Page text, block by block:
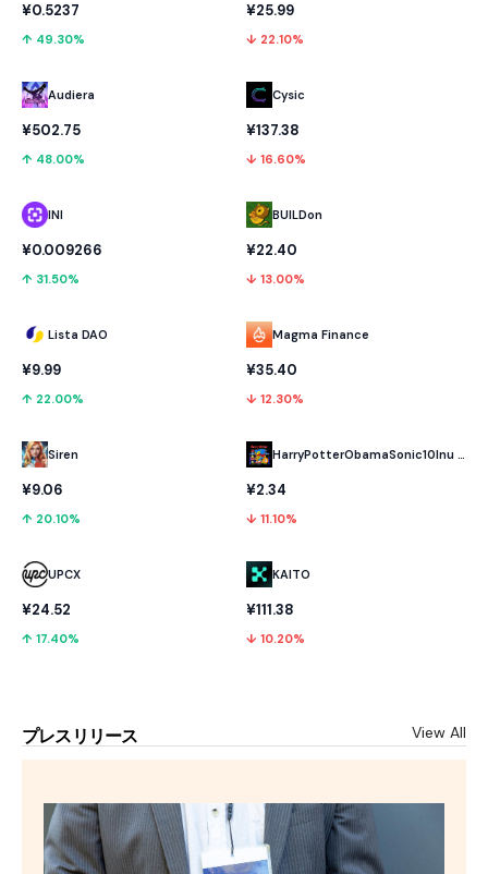
¥0.5237
↑ 49.30%
Audiera
¥502.75
↑ 48.00%
INI
¥0.009266
↑ 31.50%
Lista DAO
¥9.99
↑ 22.00%
Siren
¥9.06
↑ 20.10%
UPCX
¥24.52
↑ 17.40%
¥25.99
↓ 22.10%
Cysic
¥137.38
↓ 16.60%
BUILDon
¥22.40
↓ 13.00%
Magma Finance
¥35.40
↓ 12.30%
HarryPotterObamaSonic10Inu (ETH)
¥2.34
↓ 11.10%
KAITO
¥111.38
↓ 10.20%
プレスリリース View All